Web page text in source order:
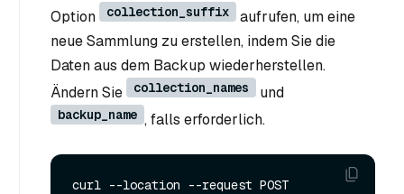
Option
collection_suffix
aufrufen, um eine
neue Sammlung zu erstellen, indem Sie die
Daten aus dem Backup wiederherstellen.
Ändern Sie
collection_names und
backup_name , falls erforderlich.